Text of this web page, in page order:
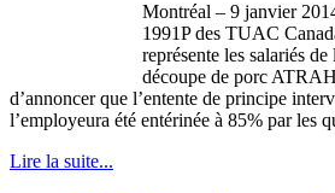
Montréal – 9 janvier
1991Pdes TUAC
représente les salariés de
découpe de porc
d’annoncer que l’entente de principe
l’employeura été entérinée à 85% par les
Lire la suite...